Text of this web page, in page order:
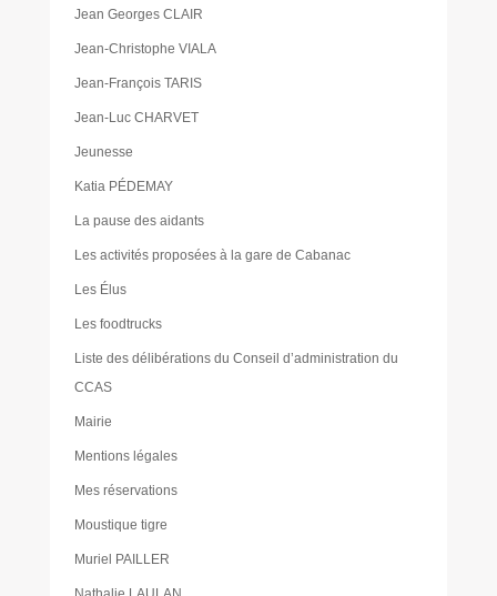
Jean Georges CLAIR
Jean-Christophe VIALA
Jean-François TARIS
Jean-Luc CHARVET
Jeunesse
Katia PÉDEMAY
La pause des aidants
Les activités proposées à la gare de Cabanac
Les Élus
Les foodtrucks
Liste des délibérations du Conseil d’administration du
CCAS
Mairie
Mentions légales
Mes réservations
Moustique tigre
Muriel PAILLER